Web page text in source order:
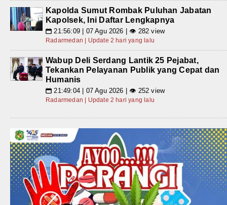
Kapolda Sumut Rombak Puluhan Jabatan
Kapolsek, Ini Daftar Lengkapnya
📅 21:56:09 | 07 Agu 2026 | 👁 282 view
Radarmedan | Update 2 hari yang lalu
Wabup Deli Serdang Lantik 25 Pejabat,
Tekankan Pelayanan Publik yang Cepat dan
Humanis
📅 21:49:04 | 07 Agu 2026 | 👁 252 view
Radarmedan | Update 2 hari yang lalu